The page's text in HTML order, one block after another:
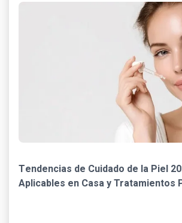
Tendencias de Cuidado de la Piel
Aplicables en Casa y Tratamientos